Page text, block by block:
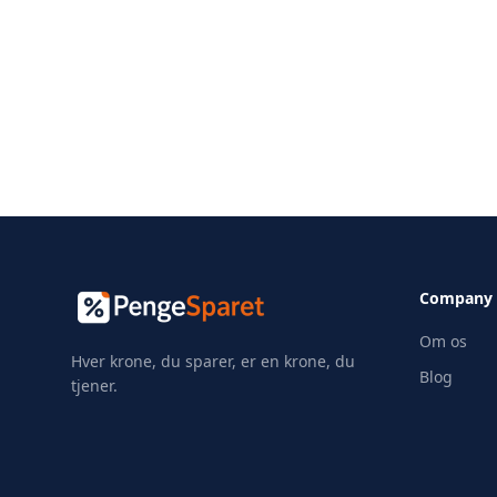
Hver krone, du sparer, er en krone, du
tjener.
Company
Om os
Blog